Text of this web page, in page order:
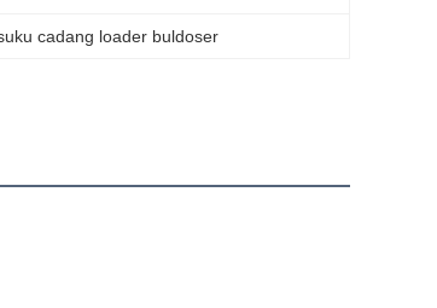
cadang loader buldoser